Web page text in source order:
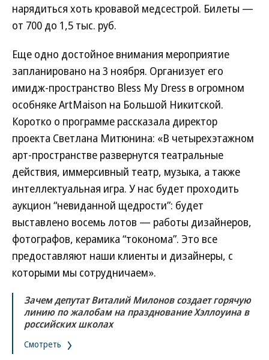
нарядиться хоть кровавой медсестрой. Билеты —
от 700 до 1,5 тыс. руб.
Еще одно достойное внимания мероприятие
запланировано на 3 ноября. Организует его
имидж-пространство Bless My Dress в огромном
особняке ArtMaison на Большой Никитской.
Коротко о программе рассказала директор
проекта Светлана Митюнина: «В четырехэтажном
арт-пространстве развернутся театральные
действия, иммерсивный театр, музыка, а также
интеллектуальная игра. У нас будет проходить
аукцион “невиданной щедрости”: будет
выставлено восемь лотов — работы дизайнеров,
фотографов, керамика “токонома”. Это все
предоставляют наши клиенты и дизайнеры, с
которыми мы сотрудничаем».
Зачем депутат Виталий Милонов создает горячую
линию по жалобам на празднование Хэллоуина в
российских школах
Смотреть